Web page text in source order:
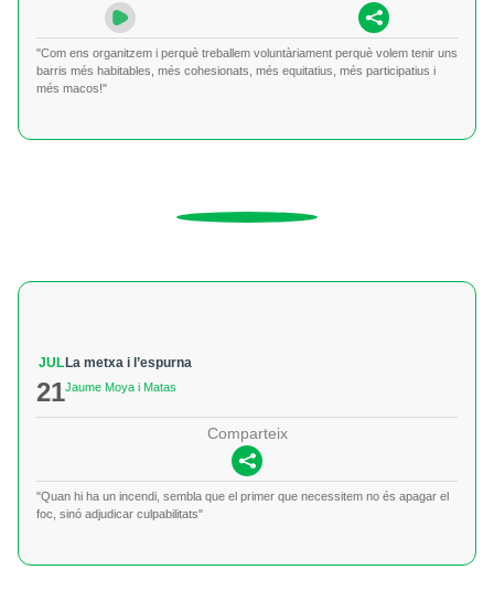
"Com ens organitzem i perquè treballem voluntàriament perquè volem tenir uns
barris més habitables, més cohesionats, més equitatius, més participatius i
més macos!"
JUL
21
La metxa i l’espurna
Jaume Moya i Matas
Comparteix
"Quan hi ha un incendi, sembla que el primer que necessitem no és apagar el
foc, sinó adjudicar culpabilitats"